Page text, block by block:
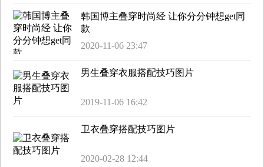
韩国博主叠穿时尚经 让你分分钟想get同
款
2020-11-06 23:47
男生叠穿衣服搭配技巧图片
2019-11-06 16:42
卫衣叠穿搭配技巧图片
2020-02-28 12:44